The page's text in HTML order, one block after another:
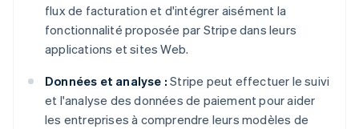
flux de facturation et d'intégrer aisément la
fonctionnalité proposée par Stripe dans leurs
applications et sites Web.
Données et analyse : Stripe peut effectuer le suivi
et l'analyse des données de paiement pour aider
les entreprises à comprendre leurs modèles de